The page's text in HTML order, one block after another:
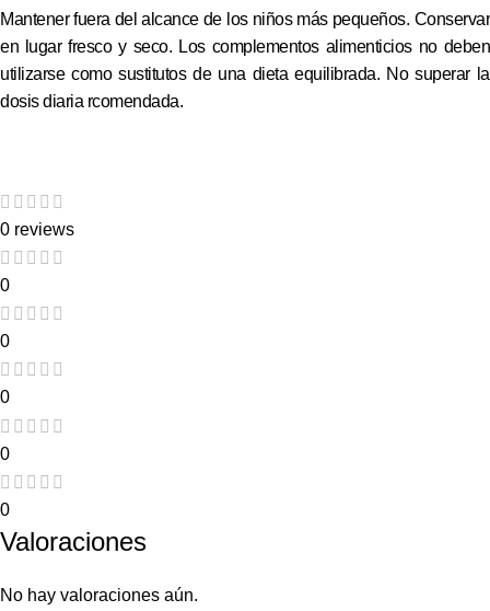
Mantener fuera del alcance de los niños más pequeños. Conservar
en lugar fresco y seco. Los complementos alimenticios no deben
utilizarse como sustitutos de una dieta equilibrada. No superar la
dosis diaria rcomendada.
0 reviews
0
0
0
0
0
Valoraciones
No hay valoraciones aún.